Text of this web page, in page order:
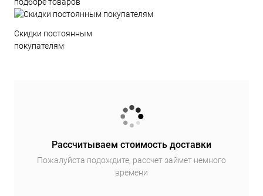
подборе товаров
Скидки постоянным
покупателям
Рассчитываем стоимость доставки
Пожалуйста подождите, рассчет займет немного
времени